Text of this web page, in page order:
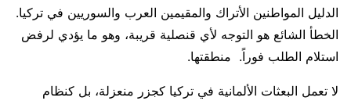
الدليل المواطنين الأتراك والمقيمين العرب والسوريين في تركيا.
الخطأ الشائع هو التوجه لأي قنصلية قريبة، وهو ما يؤدي لرفض
استلام الطلب فوراً. منطقتها.
لا تعمل البعثات الألمانية في تركيا كجزر منعزلة، بل كنظام